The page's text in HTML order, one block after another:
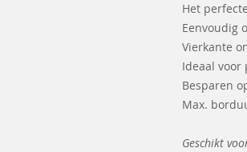
Het
Eenvoudig
Vierkante
Ideaal
Besparen
Max.
Geschikt